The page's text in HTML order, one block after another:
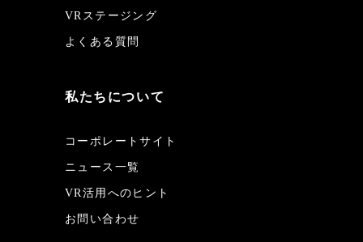
VRステージング
よくある質問
私たちについて
コーポレートサイト
ニュース一覧
VR活用へのヒント
お問い合わせ